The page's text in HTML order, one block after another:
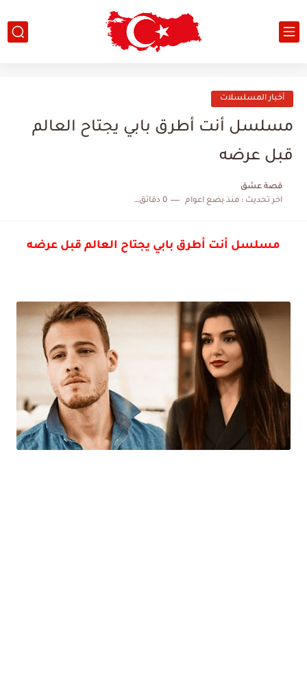
أخبار المسلسلات
مسلسل أنت أطرق بابي يجتاح العالم
قبل عرضه
قصة عشق
اخر تحديث :منذ بضع اعوام 0 دقائق للقراءة
مسلسل أنت أطرق بابي يجتاح العالم قبل عرضه